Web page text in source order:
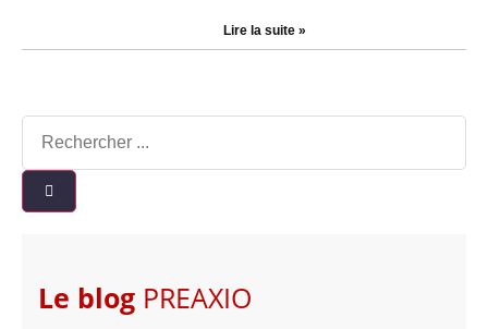
Lire la suite »
Le blog PREAXIO